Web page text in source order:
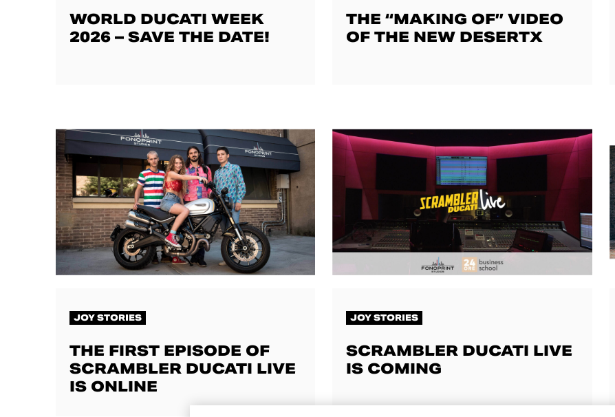
WORLD DUCATI WEEK
2026 – SAVE THE DATE!
THE “MAKING OF” VIDEO
OF THE NEW DESERTX
JOY STORIES
THE FIRST EPISODE OF
SCRAMBLER DUCATI LIVE
IS ONLINE
JOY STORIES
SCRAMBLER DUCATI LIVE
IS COMING